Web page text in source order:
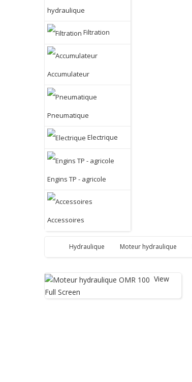
hydraulique
Filtration
Accumulateur
Pneumatique
Electrique
Engins TP - agricole
Accessoires
Hydraulique Moteur hydraulique
View
Full Screen